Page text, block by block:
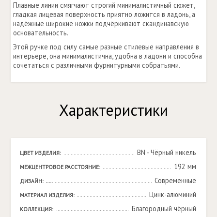
Плавные линии смягчают строгий минималистичный сюжет,
гладкая лицевая поверхность приятно ложится в ладонь, а
надёжные широкие ножки подчёркивают скандинавскую
основательность.
Этой ручке под силу самые разные стилевые направления в
интерьере, она минималистична, удобна в ладони и способна
сочетаться с различными фурнитурными собратьями.
Характеристики
ЦВЕТ ИЗДЕЛИЯ: BN - Чёрный никель
МЕЖЦЕНТРОВОЕ РАССТОЯНИЕ: 192 мм
ДИЗАЙН: Современные
МАТЕРИАЛ ИЗДЕЛИЯ: Цинк-алюминий
КОЛЛЕКЦИЯ: Благородный чёрный